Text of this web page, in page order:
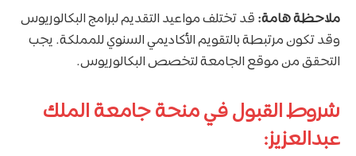
ملاحظة هامة: قد تختلف مواعيد التقديم لبرامج البكالوريوس
وقد تكون مرتبطة بالتقويم الأكاديمي السنوي للمملكة. يجب
التحقق من موقع الجامعة لتخصص البكالوريوس.
شروط القبول في منحة جامعة الملك
عبدالعزيز: